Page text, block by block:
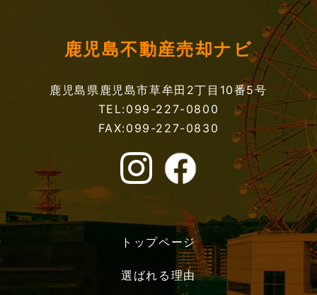
鹿児島不動産売却ナビ
鹿児島県鹿児島市草牟田2丁目10番5号
TEL:099-227-0800
FAX:099-227-0830
トップページ
選ばれる理由